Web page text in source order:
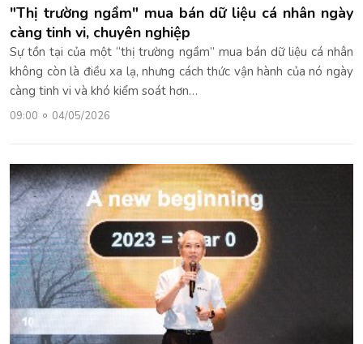
"Thị trường ngầm" mua bán dữ liệu cá nhân ngày
càng tinh vi, chuyên nghiệp
Sự tồn tại của một “thị trường ngầm” mua bán dữ liệu cá nhân
không còn là điều xa lạ, nhưng cách thức vận hành của nó ngày
càng tinh vi và khó kiểm soát hơn…
09:00 04/05/2026